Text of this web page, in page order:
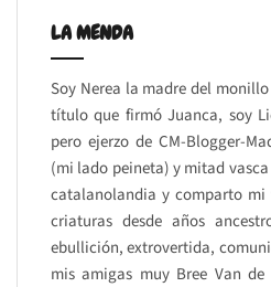
LA MENDA
Soy Nerea la madre del
título que firmó Juanca, soy
pero ejerzo de CM-Blogger-
(mi lado peineta) y mitad
catalanolandia y comparto
criaturas desde años
ebullición, extrovertida,
mis amigas muy Bree Van